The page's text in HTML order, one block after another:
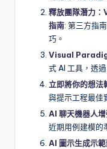
釋放團隊潛力
指南: 第三方指
巧。
Visual
式 AI 工具，透
立即將你的想法
與提示工程最佳
AI 聊天機器人
近期用例建模的
AI 圖示生成示範